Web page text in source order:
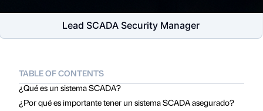
Lead SCADA Security Manager
TABLE OF CONTENTS
¿Qué es un sistema SCADA?
¿Por qué es importante tener un sistema SCADA asegurado?